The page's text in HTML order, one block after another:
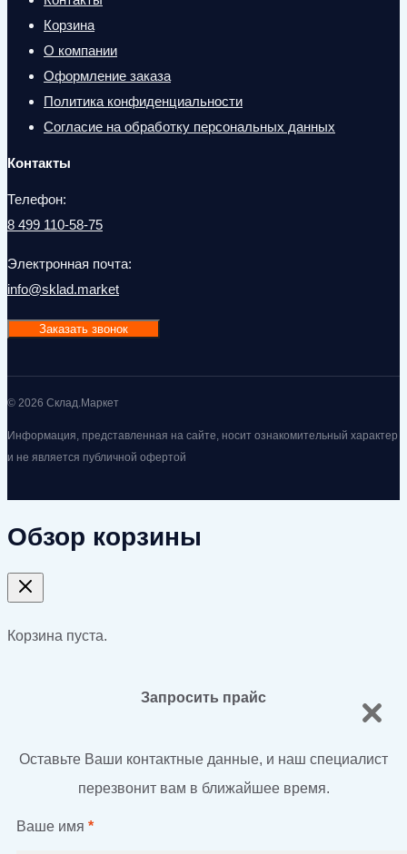
Корзина
О компании
Оформление заказа
Политика конфиденциальности
Согласие на обработку персональных данных
Контакты
Телефон:
8 499 110-58-75
Электронная почта:
info@sklad.market
Заказать звонок
© 2026 Склад.Маркет
Информация, представленная на сайте, носит ознакомительный характер
и не является публичной офертой
Обзор корзины
Корзина пуста.
Запросить прайс
Оставьте Ваши контактные данные, и наш специалист
перезвонит вам в ближайшее время.
Ваше имя *